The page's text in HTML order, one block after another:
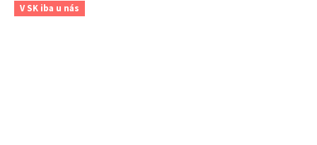
V SK iba u nás